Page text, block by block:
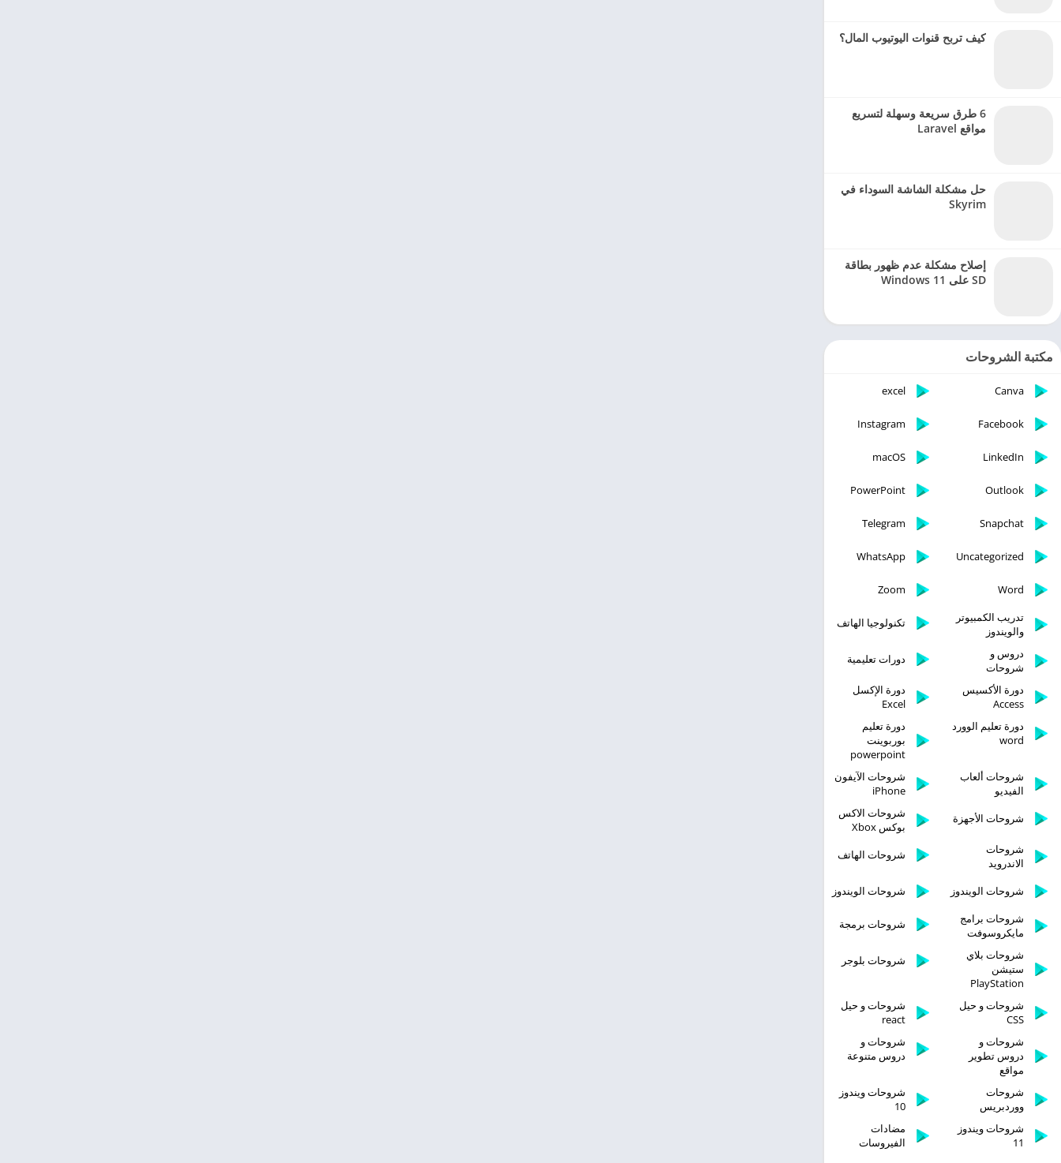
كيف تربح قنوات اليوتيوب المال؟
6 طرق سريعة وسهلة لتسريع
مواقع Laravel
حل مشكلة الشاشة السوداء في
Skyrim
إصلاح مشكلة عدم ظهور بطاقة
SD على Windows 11
مكتبة الشروحات
Canva
excel
Facebook
Instagram
LinkedIn
macOS
Outlook
PowerPoint
Snapchat
Telegram
Uncategorized
WhatsApp
Word
Zoom
تدريب الكمبيوتر
والويندوز
تكنولوجيا الهاتف
دروس و
شروحات
دورات تعليمية
دورة الأكسيس
Access
دورة الإكسل
Excel
دورة تعليم الوورد
word
دورة تعليم
بوربوينت
powerpoint
شروحات ألعاب
الفيديو
شروحات الآيفون
iPhone
شروحات الأجهزة
شروحات الاكس
بوكس Xbox
شروحات
الاندرويد
شروحات الهاتف
شروحات الويندوز
شروحات الويندوز
شروحات برامج
مايكروسوفت
شروحات برمجة
شروحات بلاي
ستيشن
PlayStation
شروحات بلوجر
شروحات و حيل
CSS
شروحات و حيل
react
شروحات و
دروس تطوير
مواقع
شروحات و
دروس متنوعة
شروحات
ووردبريس
شروحات ويندوز
10
شروحات ويندوز
11
مضادات
الفيروسات